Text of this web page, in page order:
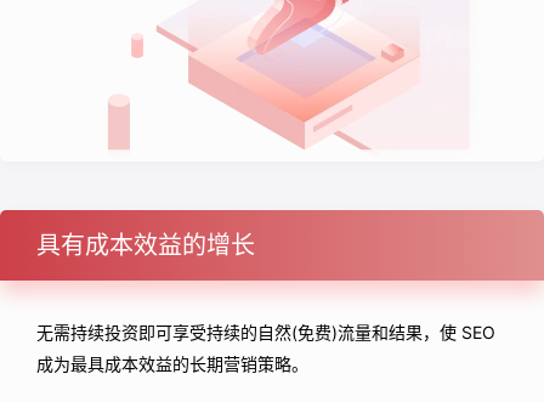
具有成本效益的增长
无需持续投资即可享受持续的自然(免费)流量和结果，使 SEO
成为最具成本效益的长期营销策略。